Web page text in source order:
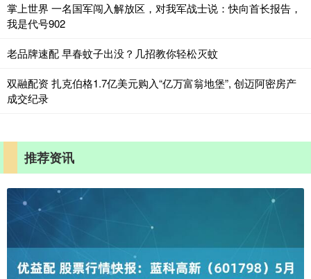
掌上世界 一名国军闯入解放区，对我军战士说：快向首长报告，
我是代号902
老品牌速配 早春蚊子出没？几招教你轻松灭蚊
双融配资 扎克伯格1.7亿美元购入“亿万富翁地堡”, 创迈阿密房产
成交纪录
推荐资讯